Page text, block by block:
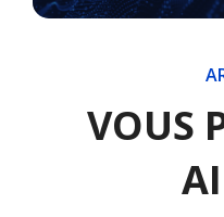
VOUS